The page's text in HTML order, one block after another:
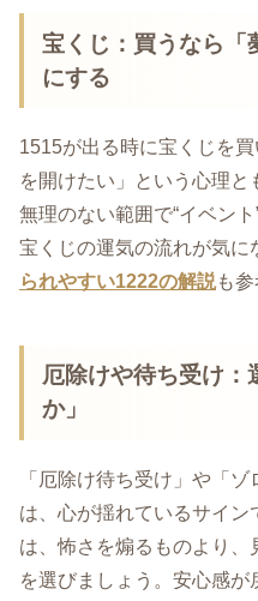
宝くじ：買うなら「
にする
1515が出る時に宝くじを
を開けたい」という心理と
無理のない範囲で“イベン
宝くじの運気の流れが気に
られやすい1222の解説も
厄除けや待ち受け：
か」
「厄除け待ち受け」や「
は、心が揺れているサイン
は、怖さを煽るものより
を選びましょう。安心感